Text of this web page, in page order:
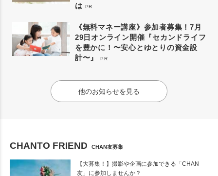
は PR
《無料マネー講座》参加者募集！7月
29日オンライン開催『セカンドライフ
を豊かに！〜安心とゆとりの資金設
計〜』
PR
他のお知らせを見る
CHANTO FRIEND CHAN友募集
【大募集！】撮影や企画に参加できる「CHAN
友」に参加しませんか？